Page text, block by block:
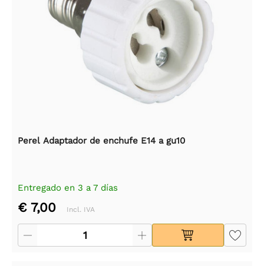
Perel Adaptador de enchufe E14 a gu10
Entregado en 3 a 7 días
€ 7,00 Incl. IVA